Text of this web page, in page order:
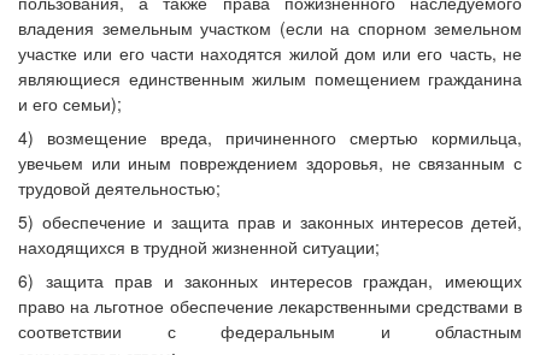
владения земельным участком (если на спорном земельном
участке или его части находятся жилой дом или его часть, не
являющиеся единственным жилым помещением гражданина
и его семьи);
4) возмещение вреда, причиненного смертью кормильца,
увечьем или иным повреждением здоровья, не связанным с
трудовой деятельностью;
5) обеспечение и защита прав и законных интересов детей,
находящихся в трудной жизненной ситуации;
6) защита прав и законных интересов граждан, имеющих
право на льготное обеспечение лекарственными средствами в
соответствии с федеральным и областным